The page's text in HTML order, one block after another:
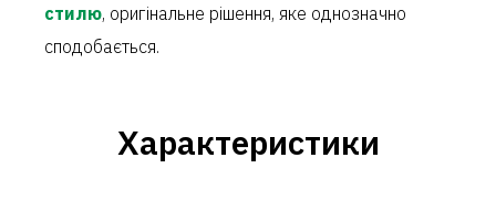
стилю, оригінальне рішення, яке однозначно
сподобається.
Характеристики